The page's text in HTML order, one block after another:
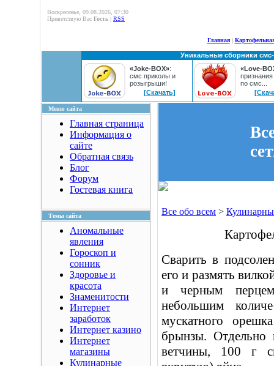
Воскресенье, 09.08.2026, 07:30
Приветствую Вас Гость | RSS
Главная|
Уникальные сборники
«Joke-BOX»:
смс приколы и
розыгрыши!
[Скачать]
«Love-
по смс...
Меню сайта
Главная страница
Информация о
сайте
Обратная связь
Блог
Форум
Гостевая книга
Темы сайта
Аномальные
явления
Гороскоп и
сонник
Здоровье и
красота
Знаменитости
Интернет
заработок
Интернет казино
Интернет
магазины
Кулинарные
Все обо всем >
Сварить в
его и размять
и черным
небольшим
мускатного
брынзы. Отдельно
ветчины, 100 г